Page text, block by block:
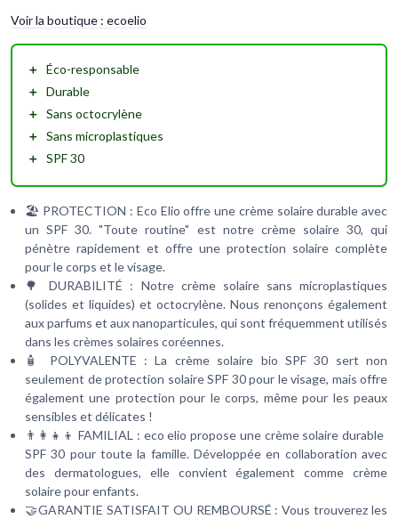
Voir la boutique : ecoelio
＋ Éco-responsable
＋ Durable
＋ Sans octocrylène
＋ Sans microplastiques
＋ SPF 30
🏖️ PROTECTION : Eco Elio offre une crème solaire durable avec
un SPF 30. "Toute routine" est notre crème solaire 30, qui
pénètre rapidement et offre une protection solaire complète
pour le corps et le visage.
🌳 DURABILITÉ : Notre crème solaire sans microplastiques
(solides et liquides) et octocrylène. Nous renonçons également
aux parfums et aux nanoparticules, qui sont fréquemment utilisés
dans les crèmes solaires coréennes.
🧴 POLYVALENTE : La crème solaire bio SPF 30 sert non
seulement de protection solaire SPF 30 pour le visage, mais offre
également une protection pour le corps, même pour les peaux
sensibles et délicates !
👨‍👩‍👧‍👦 FAMILIAL : eco elio propose une crème solaire durable
SPF 30 pour toute la famille. Développée en collaboration avec
des dermatologues, elle convient également comme crème
solaire pour enfants.
🤝GARANTIE SATISFAIT OU REMBOURSÉ : Vous trouverez les